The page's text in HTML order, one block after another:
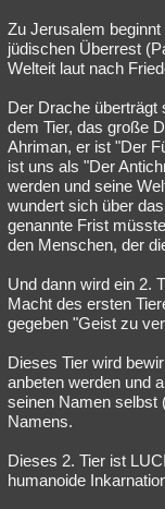
Zu Jerusalem
jüdischen Überrest
Welteit laut nach
Der Drache überträgt
dem Tier, das große
Ahriman, er ist "Der
ist uns als "Der
werden und seine
wundert sich über
genannte Frist
den Menschen, der
Und dann wird ein 2.
Macht des ersten
gegeben "Geist zu
Dieses Tier wird
anbeten werden und
seinen Namen selbst
Namens.
Dieses 2. Tier ist
humanoide